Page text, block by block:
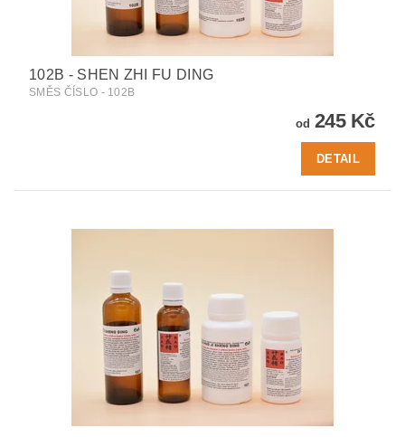
102B - SHEN ZHI FU DING
SMĚS ČÍSLO - 102B
od 245 Kč
DETAIL